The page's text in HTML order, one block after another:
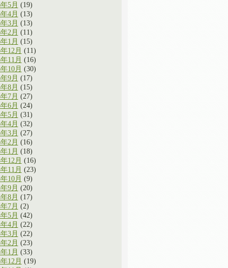
5月 (19)
4月 (13)
3月 (13)
2月 (11)
1月 (15)
12月 (11)
11月 (16)
10月 (30)
9月 (17)
8月 (15)
7月 (27)
6月 (24)
5月 (31)
4月 (32)
3月 (27)
2月 (16)
1月 (18)
12月 (16)
11月 (23)
10月 (9)
9月 (20)
8月 (17)
7月 (2)
5月 (42)
4月 (22)
3月 (22)
2月 (23)
1月 (33)
12月 (19)